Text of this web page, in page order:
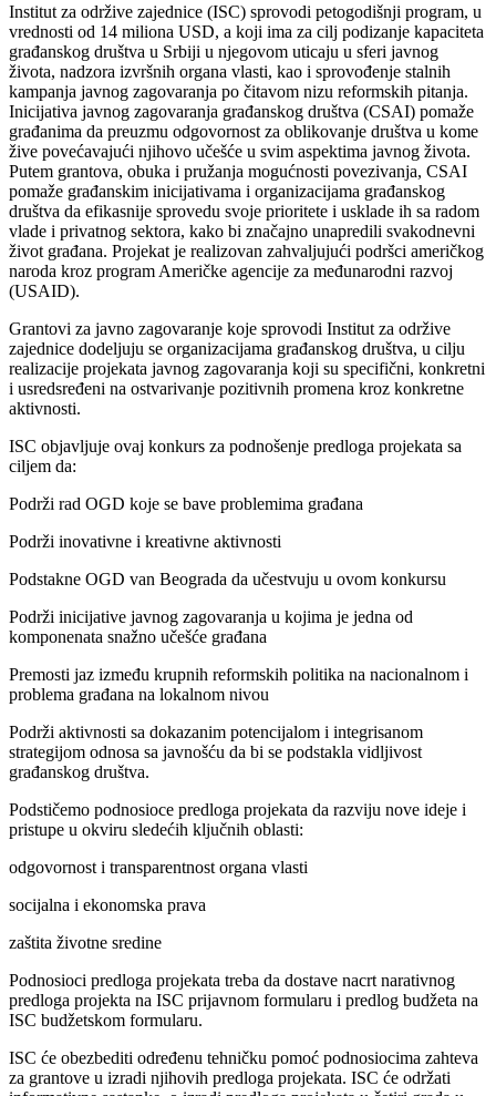
Institut za održive zajednice (ISC) sprovodi petogodišnji program, u
vrednosti od 14 miliona USD, a koji ima za cilj podizanje kapaciteta
građanskog društva u Srbiji u njegovom uticaju u sferi javnog
života, nadzora izvršnih organa vlasti, kao i sprovođenje stalnih
kampanja javnog zagovaranja po čitavom nizu reformskih pitanja.
Inicijativa javnog zagovaranja građanskog društva (CSAI) pomaže
građanima da preuzmu odgovornost za oblikovanje društva u kome
žive povećavajući njihovo učešće u svim aspektima javnog života.
Putem grantova, obuka i pružanja mogućnosti povezivanja, CSAI
pomaže građanskim inicijativama i organizacijama građanskog
društva da efikasnije sprovedu svoje prioritete i usklade ih sa radom
vlade i privatnog sektora, kako bi značajno unapredili svakodnevni
život građana. Projekat je realizovan zahvaljujući podršci američkog
naroda kroz program Američke agencije za međunarodni razvoj
(USAID).
Grantovi za javno zagovaranje koje sprovodi Institut za održive
zajednice dodeljuju se organizacijama građanskog društva, u cilju
realizacije projekata javnog zagovaranja koji su specifični, konkretni
i usredsređeni na ostvarivanje pozitivnih promena kroz konkretne
aktivnosti.
ISC objavljuje ovaj konkurs za podnošenje predloga projekata sa
ciljem da:
Podrži rad OGD koje se bave problemima građana
Podrži inovativne i kreativne aktivnosti
Podstakne OGD van Beograda da učestvuju u ovom konkursu
Podrži inicijative javnog zagovaranja u kojima je jedna od
komponenata snažno učešće građana
Premosti jaz između krupnih reformskih politika na nacionalnom i
problema građana na lokalnom nivou
Podrži aktivnosti sa dokazanim potencijalom i integrisanom
strategijom odnosa sa javnošću da bi se podstakla vidljivost
građanskog društva.
Podstičemo podnosioce predloga projekata da razviju nove ideje i
pristupe u okviru sledećih ključnih oblasti:
odgovornost i transparentnost organa vlasti
socijalna i ekonomska prava
zaštita životne sredine
Podnosioci predloga projekata treba da dostave nacrt narativnog
predloga projekta na ISC prijavnom formularu i predlog budžeta na
ISC budžetskom formularu.
ISC će obezbediti određenu tehničku pomoć podnosiocima zahteva
za grantove u izradi njihovih predloga projekata. ISC će održati